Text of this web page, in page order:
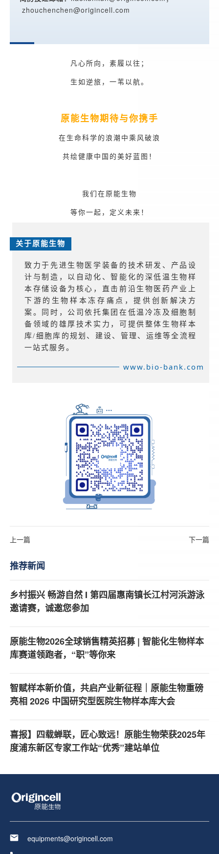
zhouchenchen@origincell.com
凡心所向，素履以往；
生如逆旅，一苇以航。
原能生物期待与你携手
在生命科学的浪潮中乘风破浪
共绘健康中国的美好蓝图！
我们在原能生物
等你一起，定义未来！
关于原能生物
致力于先进生物医学装备的技术研发、产品设
计与制造，以自动化、智能化的深低温生物样
本存储设备为核心，直击前沿生物医药产业上
下游的生物样本冻存痛点，提供创新解决方
案。同时，公司依托集团在低温冷冻及细胞制
备领域的雄厚技术实力，可提供整体生物样本
库/细胞库的规划、建设、管理、运维等全流程
一站式服务。
www.bio-bank.com
上一篇 下一篇
推荐新闻
乡村振兴 畅游自然 I 第四届惠南镇长江村河浜游泳
邀请赛，诚邀您参加
原能生物2026全球销售精英招募 | 智能化生物样本
库赛道领跑者，“职”等你来
智赋样本新价值，共启产业新征程｜原能生物重磅
亮相 2026 中国研究型医院生物样本库大会
喜报】四载蝉联，匠心致远！原能生物荣获2025年
度浦东新区专家工作站“优秀”建站单位
equipments@origincell.com